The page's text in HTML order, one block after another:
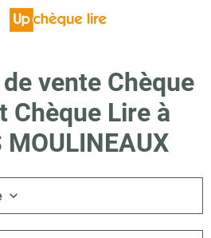
vente Chèque
Chèque Lire à
MOULINEAUX